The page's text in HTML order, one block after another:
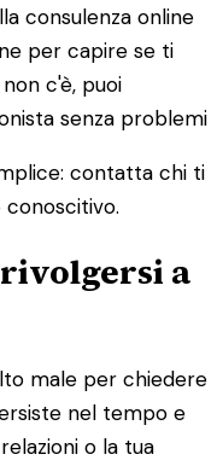
consulenza online
per capire se ti
c'è, puoi
senza problemi
contatta chi ti
conoscitivo.
rivolgersi a
male per chiedere
nel tempo e
o la tua